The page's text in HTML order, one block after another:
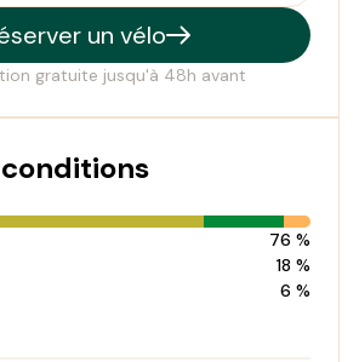
un vélo
gratuite jusqu'à 48h avant
76 %
18 %
6 %